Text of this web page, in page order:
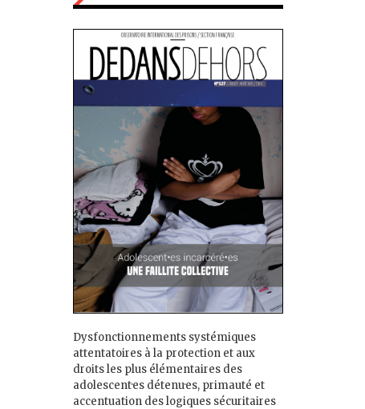
Dysfonctionnements systémiques
attentatoires à la protection et aux
droits les plus élémentaires des
adolescent·es détenu·es, primauté et
accentuation des logiques sécuritaires